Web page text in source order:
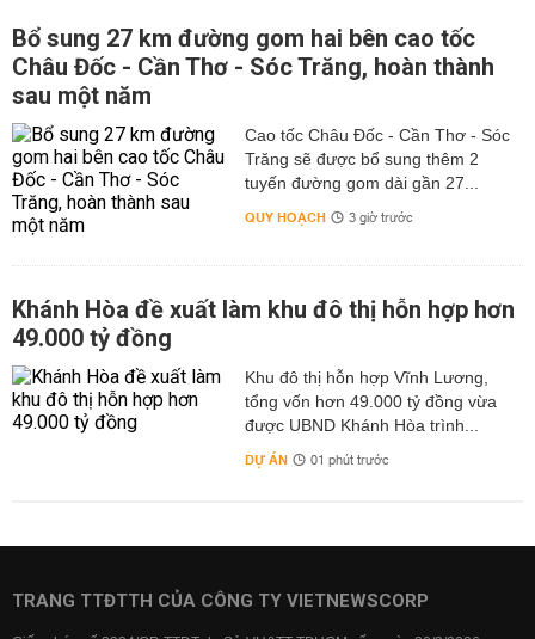
Bổ sung 27 km đường gom hai bên cao tốc
Châu Đốc - Cần Thơ - Sóc Trăng, hoàn thành
sau một năm
Cao tốc Châu Đốc - Cần Thơ - Sóc
Trăng sẽ được bổ sung thêm 2
tuyến đường gom dài gần 27...
QUY HOẠCH 3 giờ trước
Khánh Hòa đề xuất làm khu đô thị hỗn hợp hơn
49.000 tỷ đồng
Khu đô thị hỗn hợp Vĩnh Lương,
tổng vốn hơn 49.000 tỷ đồng vừa
được UBND Khánh Hòa trình...
DỰ ÁN 01 phút trước
TRANG TTĐTTH CỦA CÔNG TY VIETNEWSCORP